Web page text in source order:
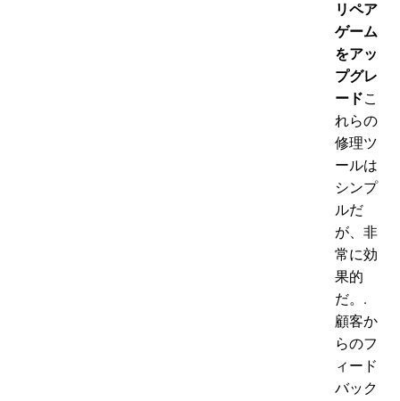
リペア
ゲーム
をアッ
プグレ
ードこ
れらの
修理ツ
ールは
シンプ
ルだ
が、非
常に効
果的
だ。.
顧客か
らのフ
ィード
バック